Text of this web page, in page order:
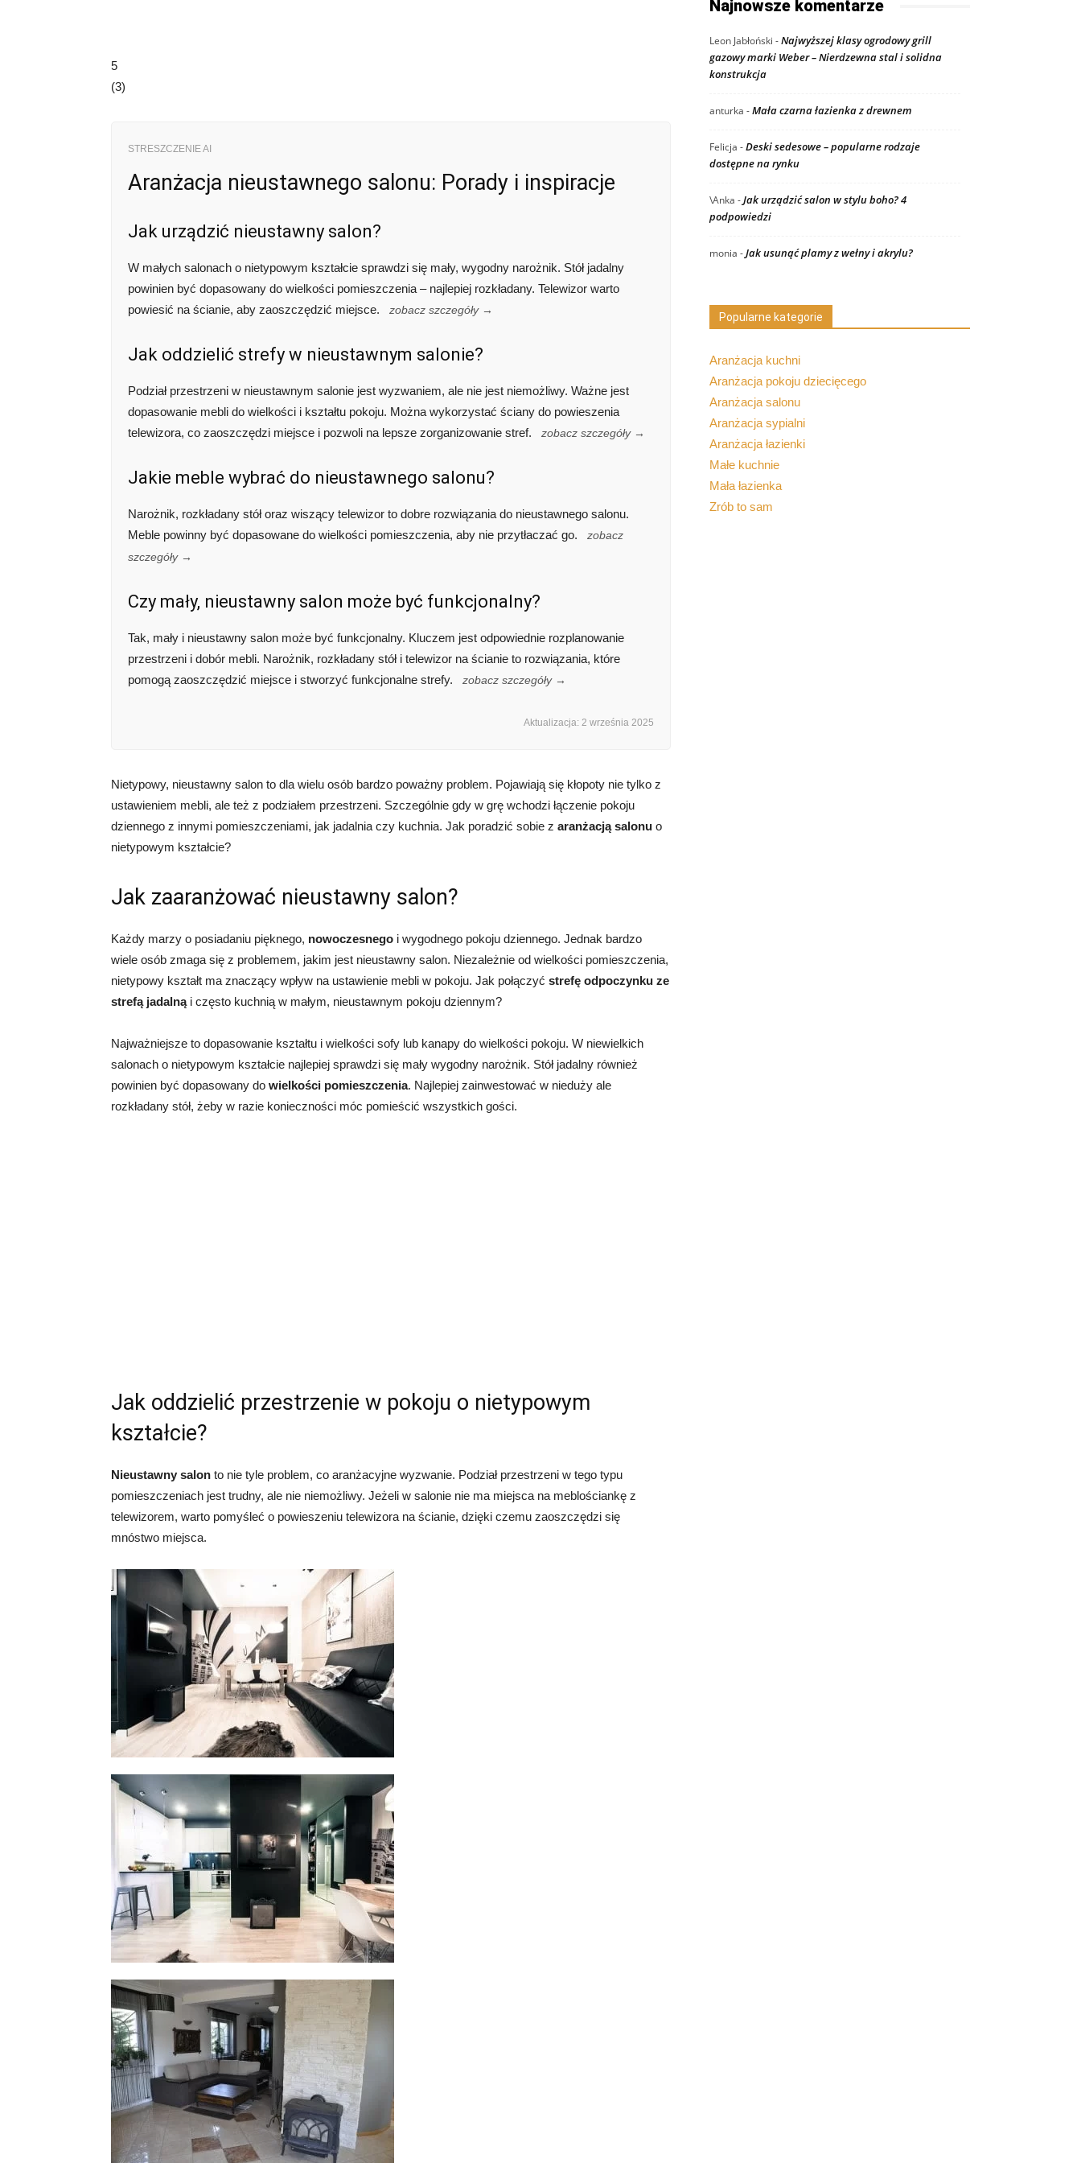
5
(3)
STRESZCZENIE AI
Aranżacja nieustawnego salonu: Porady i inspiracje
Jak urządzić nieustawny salon?
W małych salonach o nietypowym kształcie sprawdzi się mały, wygodny narożnik. Stół jadalny
powinien być dopasowany do wielkości pomieszczenia – najlepiej rozkładany. Telewizor warto
powiesić na ścianie, aby zaoszczędzić miejsce.
zobacz szczegóły →
Jak oddzielić strefy w nieustawnym salonie?
Podział przestrzeni w nieustawnym salonie jest wyzwaniem, ale nie jest niemożliwy. Ważne jest
dopasowanie mebli do wielkości i kształtu pokoju. Można wykorzystać ściany do powieszenia
telewizora, co zaoszczędzi miejsce i pozwoli na lepsze zorganizowanie stref.
zobacz szczegóły →
Jakie meble wybrać do nieustawnego salonu?
Narożnik, rozkładany stół oraz wiszący telewizor to dobre rozwiązania do nieustawnego salonu.
Meble powinny być dopasowane do wielkości pomieszczenia, aby nie przytłaczać go.
zobacz
szczegóły →
Czy mały, nieustawny salon może być funkcjonalny?
Tak, mały i nieustawny salon może być funkcjonalny. Kluczem jest odpowiednie rozplanowanie
przestrzeni i dobór mebli. Narożnik, rozkładany stół i telewizor na ścianie to rozwiązania, które
pomogą zaoszczędzić miejsce i stworzyć funkcjonalne strefy.
zobacz szczegóły →
Aktualizacja: 2 września 2025
Nietypowy, nieustawny salon to dla wielu osób bardzo poważny problem. Pojawiają się kłopoty nie tylko z
ustawieniem mebli, ale też z podziałem przestrzeni. Szczególnie gdy w grę wchodzi łączenie pokoju
dziennego z innymi pomieszczeniami, jak jadalnia czy kuchnia. Jak poradzić sobie z aranżacją salonu o
nietypowym kształcie?
Jak zaaranżować nieustawny salon?
Każdy marzy o posiadaniu pięknego, nowoczesnego i wygodnego pokoju dziennego. Jednak bardzo
wiele osób zmaga się z problemem, jakim jest nieustawny salon. Niezależnie od wielkości pomieszczenia,
nietypowy kształt ma znaczący wpływ na ustawienie mebli w pokoju. Jak połączyć strefę odpoczynku ze
strefą jadalnąi często kuchnią w małym, nieustawnym pokoju dziennym?
Najważniejsze to dopasowanie kształtu i wielkości sofy lub kanapy do wielkości pokoju. W niewielkich
salonach o nietypowym kształcie najlepiej sprawdzi się mały wygodny narożnik. Stół jadalny również
powinien być dopasowany do wielkości pomieszczenia. Najlepiej zainwestować w nieduży ale
rozkładany stół, żeby w razie konieczności móc pomieścić wszystkich gości.
Jak oddzielić przestrzenie w pokoju o nietypowym
kształcie?
Nieustawny salon to nie tyle problem, co aranżacyjne wyzwanie. Podział przestrzeni w tego typu
pomieszczeniach jest trudny, ale nie niemożliwy. Jeżeli w salonie nie ma miejsca na meblościankę z
telewizorem, warto pomyśleć o powieszeniu telewizora na ścianie, dzięki czemu zaoszczędzi się
mnóstwo miejsca.
Najnowsze komentarze
Leon Jabłoński -Najwyższej klasy ogrodowy grill
gazowy marki Weber – Nierdzewna stal i solidna
konstrukcja
anturka -Mała czarna łazienka z drewnem
Felicja -Deski sedesowe – popularne rodzaje
dostępne na rynku
\Anka -Jak urządzić salon w stylu boho? 4
podpowiedzi
monia -Jak usunąć plamy z wełny i akrylu?
Popularne kategorie
Aranżacja kuchni
Aranżacja pokoju dziecięcego
Aranżacja salonu
Aranżacja sypialni
Aranżacja łazienki
Małe kuchnie
Mała łazienka
Zrób to sam